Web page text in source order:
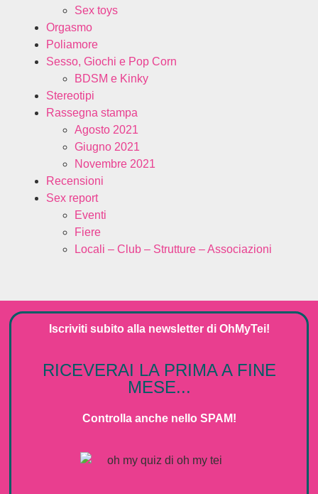
Sex toys
Orgasmo
Poliamore
Sesso, Giochi e Pop Corn
BDSM e Kinky
Stereotipi
Rassegna stampa
Agosto 2021
Giugno 2021
Novembre 2021
Recensioni
Sex report
Eventi
Fiere
Locali – Club – Strutture – Associazioni
Iscriviti subito alla newsletterdi OhMyTei!
RICEVERAI LA PRIMA A FINE
MESE...
Controlla anche nello SPAM!